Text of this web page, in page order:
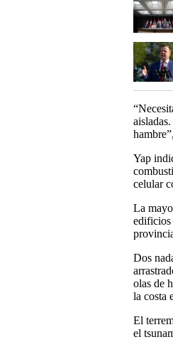
Yap
celular
La
edificios
Dos
olas de
la costa
El
el